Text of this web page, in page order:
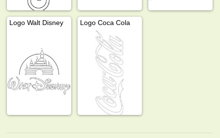
Logo Walt Disney Logo Coca Cola